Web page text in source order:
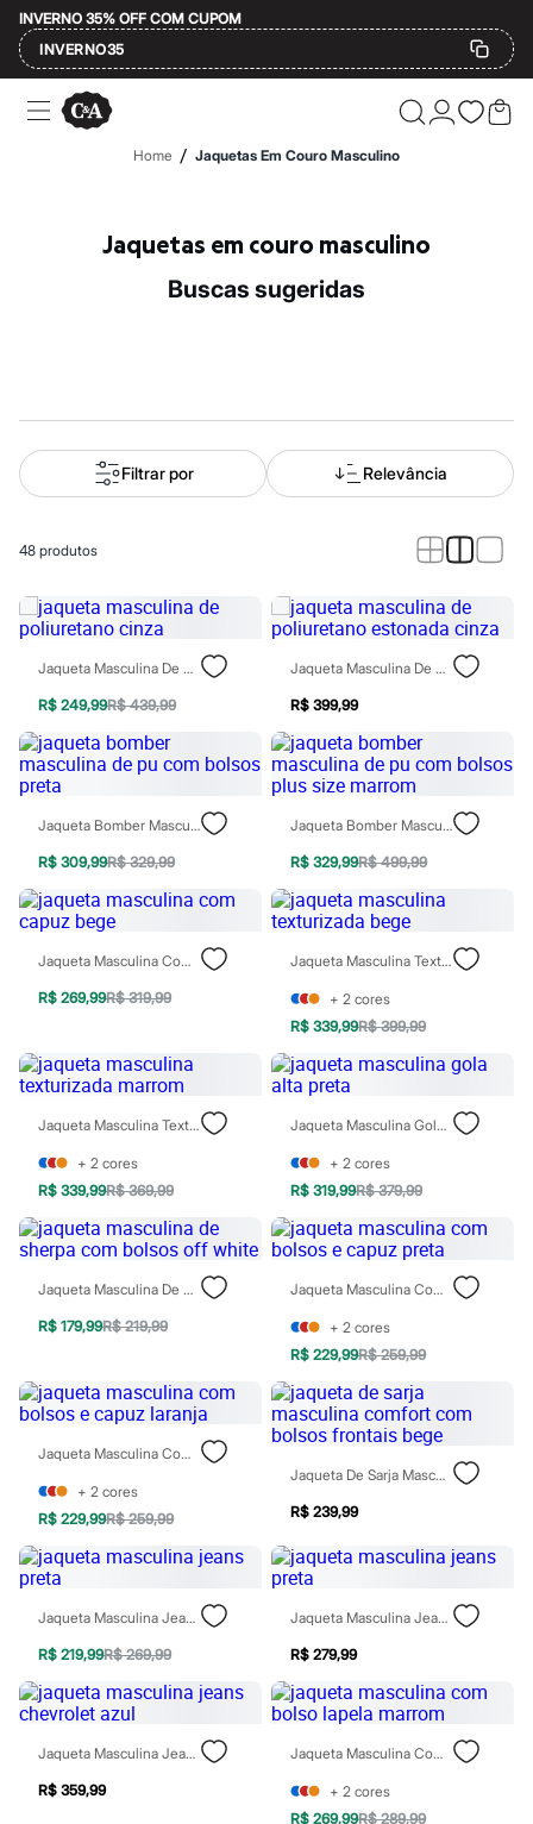
INVERNO 35% OFF COM CUPOM
INVERNO35
Ofertas
Compre por Departamento
Alfaiataria
Novidades
Roupas
Blusas e Camisetas
Casacos e Jaquetas
Macacões
Saias
Shorts e Bermudas
Vestidos
Bolsas
Bonés e Chapéus
Bijoux
Cintos
Óculos
Relógios
Calçados
Botas
Rasteirinhas
Sandálias
Tênis
Marcas
City
Mindset
Sawary
Yessica
Moda esportiva
Acessórios
Blusas
Calçados
Leggings
Shorts e Bermudas
Tops
Moda íntima
Calcinhas
Meias
Moda praia
Biquínis
Saídas de praia
Personagens
Plus size
Blusas e Camisetas
Calças
Casacos e Jaquetas
Jeans
Moda esportiva
Shorts e Saias
Vestidos
Em alta
Dia dos Pais
Novidades
Roupas
Bermudas
Home / Jaquetas Em Couro Masculino
Jaquetas em couro masculino
buscas sugeridas
Filtrar por Relevância
48 produtos
Jaqueta Masculina De Poliuretano Cinza
R$ 249,99R$ 439,99
Jaqueta Masculina De Poliuretano Estonada Cinza
R$ 399,99
Jaqueta Bomber Masculina De Pu Com Bolsos Preta
R$ 309,99R$ 329,99
Jaqueta Bomber Masculina De Pu Com Bolsos Plus Size Marrom
R$ 329,99R$ 499,99
Jaqueta Masculina Com Capuz Bege
R$ 269,99R$ 319,99
Jaqueta Masculina Texturizada Bege
+ 2 cores
R$ 339,99R$ 399,99
Jaqueta Masculina Texturizada Marrom
+ 2 cores
R$ 339,99R$ 369,99
Jaqueta Masculina Gola Alta Preta
+ 2 cores
R$ 319,99R$ 379,99
Jaqueta Masculina De Sherpa Com Bolsos Off White
R$ 179,99R$ 219,99
Jaqueta Masculina Com Bolsos E Capuz Preta
+ 2 cores
R$ 229,99R$ 259,99
Jaqueta Masculina Com Bolsos E Capuz Laranja
+ 2 cores
R$ 229,99R$ 259,99
Jaqueta De Sarja Masculina Comfort Com Bolsos Frontais Bege
R$ 239,99
Jaqueta Masculina Jeans Preta
R$ 219,99R$ 269,99
Jaqueta Masculina Jeans Preta
R$ 279,99
Jaqueta Masculina Jeans Chevrolet Azul
R$ 359,99
Jaqueta Masculina Com Bolso Lapela Marrom
+ 2 cores
R$ 269,99R$ 289,99